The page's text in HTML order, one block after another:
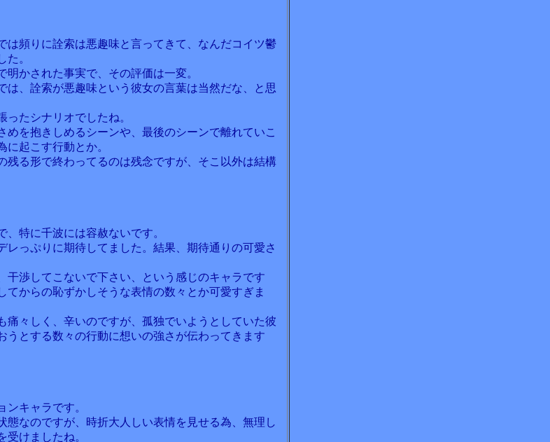
は頻りに詮索は悪趣味と言ってきて、なんだコイツ鬱
た。
明かされた事実で、その評価は一変。
は、詮索が悪趣味という彼女の言葉は当然だな、と思
たシナリオでしたね。
めを抱きしめるシーンや、最後のシーンで離れていこ
に起こす行動とか。
残る形で終わってるのは残念ですが、そこ以外は結構
、特に千波には容赦ないです。
レっぷりに期待してました。結果、期待通りの可愛さ
干渉してこないで下さい、という感じのキャラです
てからの恥ずかしそうな表情の数々とか可愛すぎま
痛々しく、辛いのですが、孤独でいようとしていた彼
うとする数々の行動に想いの強さが伝わってきます
ンキャラです。
態なのですが、時折大人しい表情を見せる為、無理し
受けましたね。